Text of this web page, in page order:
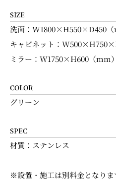
SIZE
洗面：W1800×H550×D450（
キャビネット：
ミラー：W1750×H600（mm）
COLOR
グリーン
SPEC
材質：ステンレス
※設置・施工は別料金となりま